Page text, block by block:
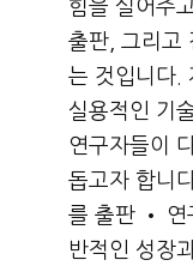
힘을 실어주
출판, 그리고
는 것입니다.
실용적인 기
연구자들이
돕고자 합니
를 출판 • 연
반적인 성장